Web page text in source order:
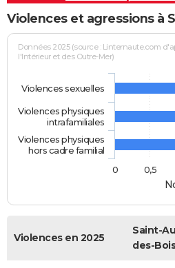
Violences et agressions à
Données 2025 (source : Linternaute.com
l'Intérieur et des Outre-Mer)
Violences sexuelles
Violences physiques
intrafamiliales
Violences physiques
hors cadre familial
0
0,5
Violences en 2025
Saint-
des-Bois